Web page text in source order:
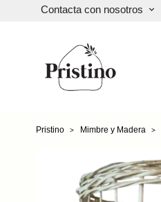
Contacta con nosotros keyboard_arrow_down
Pristino Mimbre y Madera